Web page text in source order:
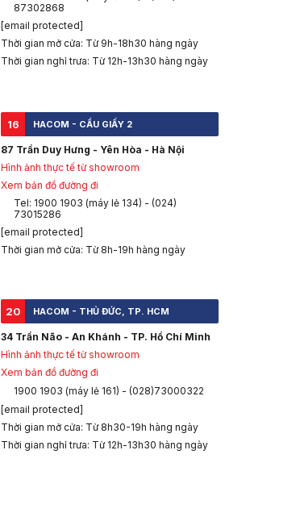
87302868
[email protected]
Thời gian mở cửa: Từ 9h-18h30 hàng ngày
Thời gian nghỉ trưa: Từ 12h-13h30 hàng ngày
16 HACOM - CẦU GIẤY 2
87 Trần Duy Hưng - Yên Hòa - Hà Nội
Hình ảnh thực tế từ showroom
Xem bản đồ đường đi
Tel: 1900 1903 (máy lẻ 134) - (024)
73015286
[email protected]
Thời gian mở cửa: Từ 8h-19h hàng ngày
20 HACOM - THỦ ĐỨC, TP. HCM
34 Trần Não - An Khánh - TP. Hồ Chí Minh
Hình ảnh thực tế từ showroom
Xem bản đồ đường đi
1900 1903 (máy lẻ 161) - (028)73000322
[email protected]
Thời gian mở cửa: Từ 8h30-19h hàng ngày
Thời gian nghỉ trưa: Từ 12h-13h30 hàng ngày